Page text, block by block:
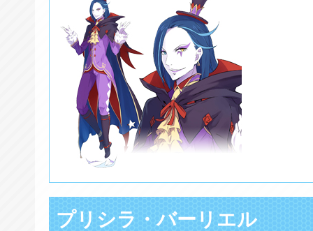
プリシラ・バーリエル